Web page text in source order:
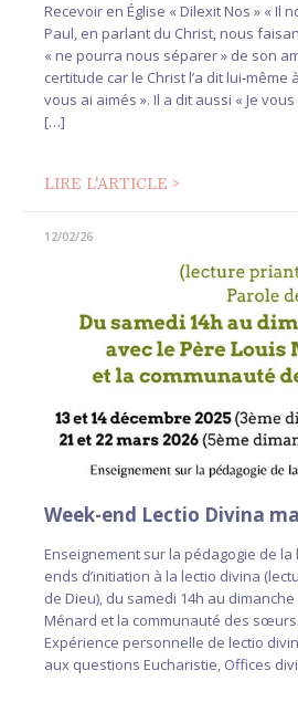
Recevoir en Église « Dilexit Nos » « Il
Paul, en parlant du Christ, nous
« ne pourra nous séparer » de son
certitude car le Christ l’a dit lui-même
vous ai aimés ». Il a dit aussi « Je
[…]
LIRE L'ARTICLE >
12/02/26
Week-end Lectio Divina
Enseignement sur la pédagogie de
ends d’initiation à la lectio divina
de Dieu), du samedi 14h au
Ménard et la communauté des
Expérience personnelle de lectio
aux questions Eucharistie, Offices